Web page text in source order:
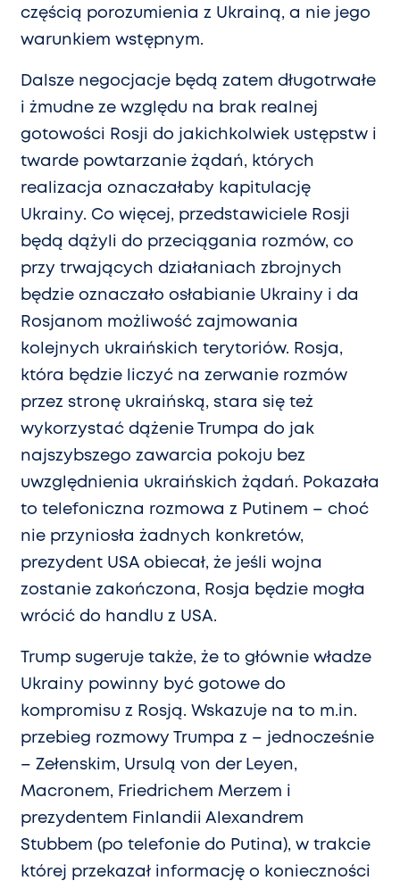
częścią porozumienia z Ukrainą, a nie jego
warunkiem wstępnym.
Dalsze negocjacje będą zatem długotrwałe
i żmudne ze względu na brak realnej
gotowości Rosji do jakichkolwiek ustępstw i
twarde powtarzanie żądań, których
realizacja oznaczałaby kapitulację
Ukrainy. Co więcej, przedstawiciele Rosji
będą dążyli do przeciągania rozmów, co
przy trwających działaniach zbrojnych
będzie oznaczało osłabianie Ukrainy i da
Rosjanom możliwość zajmowania
kolejnych ukraińskich terytoriów. Rosja,
która będzie liczyć na zerwanie rozmów
przez stronę ukraińską, stara się też
wykorzystać dążenie Trumpa do jak
najszybszego zawarcia pokoju bez
uwzględnienia ukraińskich żądań. Pokazała
to telefoniczna rozmowa z Putinem – choć
nie przyniosła żadnych konkretów,
prezydent USA obiecał, że jeśli wojna
zostanie zakończona, Rosja będzie mogła
wrócić do handlu z USA.
Trump sugeruje także, że to głównie władze
Ukrainy powinny być gotowe do
kompromisu z Rosją. Wskazuje na to m.in.
przebieg rozmowy Trumpa z – jednocześnie
– Zełenskim, Ursulą von der Leyen,
Macronem, Friedrichem Merzem i
prezydentem Finlandii Alexandrem
Stubbem (po telefonie do Putina), w trakcie
której przekazał informację o konieczności